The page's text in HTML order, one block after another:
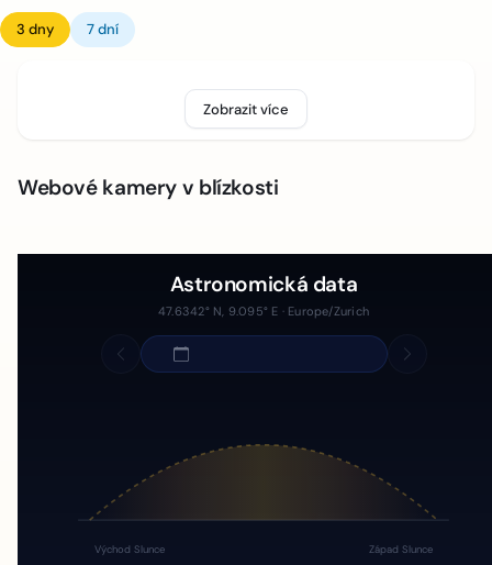
3 dny 7 dní
Zobrazit více
Webové kamery v blízkosti
Astronomická data
47.6342° N, 9.095° E · Europe/Zurich
Východ Slunce Západ Slunce